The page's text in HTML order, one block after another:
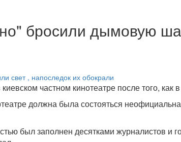
бросили дымовую
частном кинотеатре после того,
должна была состояться
был заполнен десятками журналистов